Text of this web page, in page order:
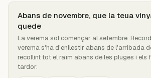
Abans de novembre, que la teua
quede
La verema sol començar al setembre.
verema s'ha d'enllestir abans de l'arribada
recollint tot el raïm abans de les pluges i els
tardor.